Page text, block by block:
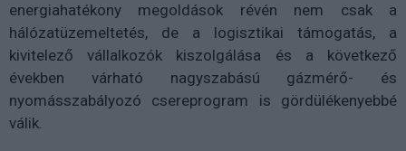
energiahatékony megoldások révén nem csak a
hálózatüzemeltetés, de a logisztikai támogatás, a
kivitelező vállalkozók kiszolgálása és a következő
években várható nagyszabású gázmérő- és
nyomásszabályozó csereprogram is gördülékenyebbé
válik.